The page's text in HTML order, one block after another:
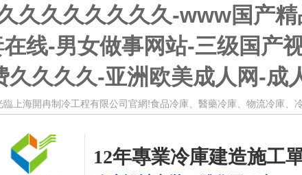
久久久久久久久-www国产
线-男女做事网站-三级国产
久久久-亚洲欧美成人网-成
上海開冉制冷工程有限公司官網!食品冷庫、醫藥冷庫、物流冷庫、
12年專業冷庫建造施工